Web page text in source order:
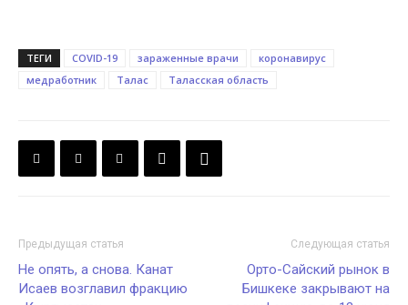
ТЕГИ COVID-19 зараженные врачи
коронавирус
медработник
Талас Таласская область
Предыдущая статья
Не опять, а снова. Канат
Исаев возглавил фракцию
Следующая статья
Орто-Сайский рынок в
Бишкеке закрывают на